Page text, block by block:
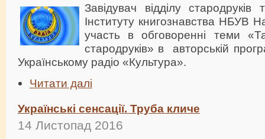
Завідувач відділу стародруків
Інституту книгознавства НБУВ
участь в обговоренні теми
стародруків» в авторській
Українському радіо «Культура».
Читати далі
Українські сенсації. Труба кличе
14 Листопад 2016